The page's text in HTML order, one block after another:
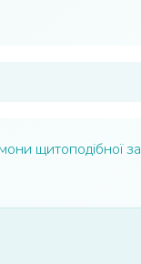
щитоподібної